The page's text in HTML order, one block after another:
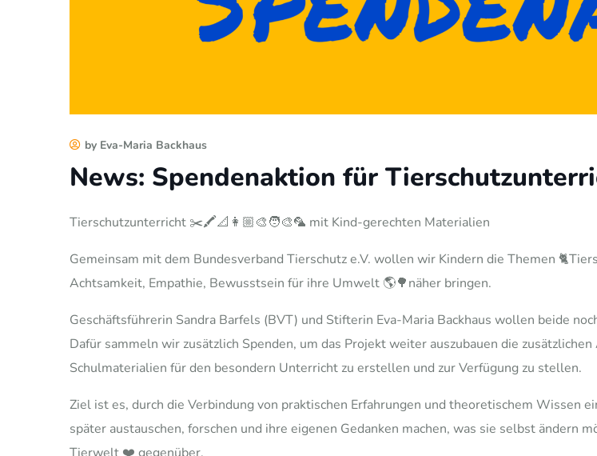
by Eva-Maria Backhaus
News: Spendenaktion für
Tierschutzunterricht ✂️🖍️📐👩🏼‍🎨🧑‍🎨🦜 mit Kind-gerechten Materialien
Gemeinsam mit dem Bundesverband Tierschutz e.V. wollen wir Kindern die Themen
Achtsamkeit, Empathie, Bewusstsein für ihre Umwelt 🌎🌳näher bringen.
Geschäftsführerin Sandra Barfels (BVT) und Stifterin Eva-Maria Backhaus wollen beide
Dafür sammeln wir zusätzlich Spenden, um das Projekt weiter auszubauen die
Schulmaterialien für den besondern Unterricht zu erstellen und zur Verfügung zu stellen.
Ziel ist es, durch die Verbindung von praktischen Erfahrungen und theoretischem Wissen
später austauschen, forschen und ihre eigenen Gedanken machen, was sie selbst ändern